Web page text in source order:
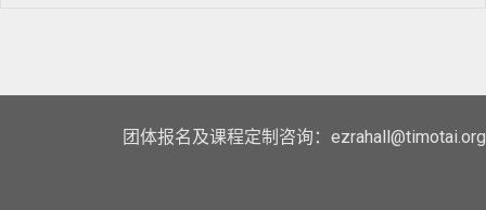
团体报名及课程定制咨询：ezrahall@timotai.org